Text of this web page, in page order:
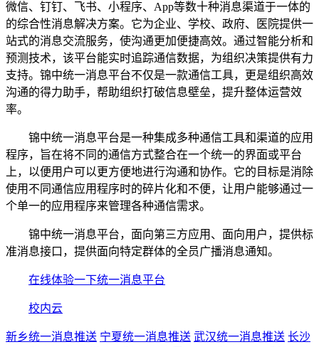
微信、钉钉、飞书、小程序、App等数十种消息渠道于一体的
的综合性消息解决方案。它为企业、学校、政府、医院提供一
站式的消息交流服务，使沟通更加便捷高效。通过智能分析和
预测技术，该平台能实时追踪通信数据，为组织决策提供有力
支持。锦中统一消息平台不仅是一款通信工具，更是组织高效
沟通的得力助手，帮助组织打破信息壁垒，提升整体运营效
率。
锦中统一消息平台是一种集成多种通信工具和渠道的应用
程序，旨在将不同的通信方式整合在一个统一的界面或平台
上，以便用户可以更方便地进行沟通和协作。它的目标是消除
使用不同通信应用程序时的碎片化和不便，让用户能够通过一
个单一的应用程序来管理各种通信需求。
锦中统一消息平台，面向第三方应用、面向用户，提供标
准消息接口，提供面向特定群体的全员广播消息通知。
在线体验一下统一消息平台
校内云
新乡统一消息推送 宁夏统一消息推送 武汉统一消息推送 长沙